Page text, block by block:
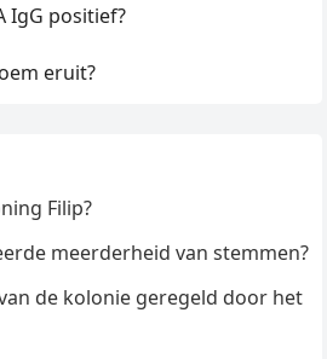
IgG positief?
eruit?
Filip?
meerderheid van stemmen?
de kolonie geregeld door het